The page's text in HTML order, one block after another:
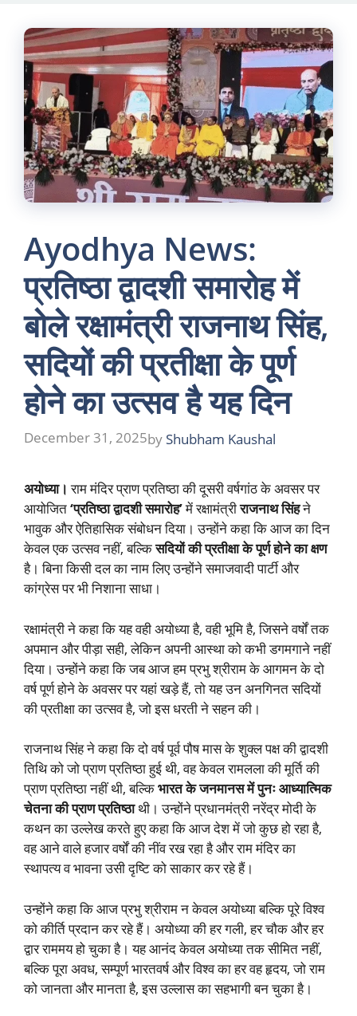
content
Ayodhya News:
प्रतिष्ठा द्वादशी समारोह में
बोले रक्षामंत्री राजनाथ सिंह,
सदियों की प्रतीक्षा के पूर्ण
होने का उत्सव है यह दिन
December 31, 2025by Shubham Kaushal
अयोध्या। राम मंदिर प्राण प्रतिष्ठा की दूसरी वर्षगांठ के अवसर पर
आयोजित‘प्रतिष्ठा द्वादशी समारोह’में रक्षामंत्रीराजनाथ सिंहने
भावुक और ऐतिहासिक संबोधन दिया। उन्होंने कहा कि आज का दिन
केवल एक उत्सव नहीं, बल्किसदियों की प्रतीक्षा के पूर्ण होने का क्षण
है। बिना किसी दल का नाम लिए उन्होंने समाजवादी पार्टी और
कांग्रेस पर भी निशाना साधा।
रक्षामंत्री ने कहा कि यह वही अयोध्या है, वही भूमि है, जिसने वर्षों तक
अपमान और पीड़ा सही, लेकिन अपनी आस्था को कभी डगमगाने नहीं
दिया। उन्होंने कहा कि जब आज हम प्रभु श्रीराम के आगमन के दो
वर्ष पूर्ण होने के अवसर पर यहां खड़े हैं, तो यह उन अनगिनत सदियों
की प्रतीक्षा का उत्सव है, जो इस धरती ने सहन की।
राजनाथ सिंह ने कहा कि दो वर्ष पूर्व पौष मास के शुक्ल पक्ष की द्वादशी
तिथि को जो प्राण प्रतिष्ठा हुई थी, वह केवल रामलला की मूर्ति की
प्राण प्रतिष्ठा नहीं थी, बल्किभारत के जनमानस में पुनः आध्यात्मिक
चेतना की प्राण प्रतिष्ठाथी। उन्होंने प्रधानमंत्री नरेंद्र मोदी के
कथन का उल्लेख करते हुए कहा कि आज देश में जो कुछ हो रहा है,
वह आने वाले हजार वर्षों की नींव रख रहा है और राम मंदिर का
स्थापत्य व भावना उसी दृष्टि को साकार कर रहे हैं।
उन्होंने कहा कि आज प्रभु श्रीराम न केवल अयोध्या बल्कि पूरे विश्व
को कीर्ति प्रदान कर रहे हैं। अयोध्या की हर गली, हर चौक और हर
द्वार राममय हो चुका है। यह आनंद केवल अयोध्या तक सीमित नहीं,
बल्कि पूरा अवध, सम्पूर्ण भारतवर्ष और विश्व का हर वह हृदय, जो राम
को जानता और मानता है, इस उल्लास का सहभागी बन चुका है।